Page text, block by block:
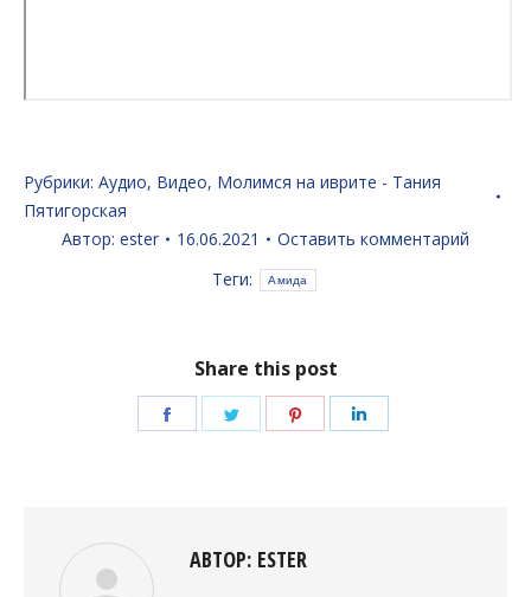
Рубрики: Аудио, Видео, Молимся на иврите - Тания
Пятигорская
Автор: ester 16.06.2021
Оставить комментарий
Теги:
Амида
Share this post
ПоделитьсяПоделитьсяПоделиться
АВТОР: ESTER